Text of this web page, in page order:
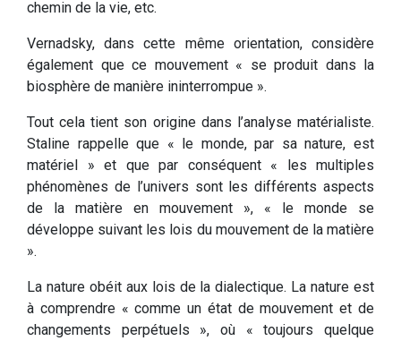
chemin de la vie, etc.
Vernadsky, dans cette même orientation, considère
également que ce mouvement « se produit dans la
biosphère de manière ininterrompue ».
Tout cela tient son origine dans l’analyse matérialiste.
Staline rappelle que « le monde, par sa nature, est
matériel » et que par conséquent « les multiples
phénomènes de l’univers sont les différents aspects
de la matière en mouvement », « le monde se
développe suivant les lois du mouvement de la matière
».
La nature obéit aux lois de la dialectique. La nature est
à comprendre « comme un état de mouvement et de
changements perpétuels », où « toujours quelque